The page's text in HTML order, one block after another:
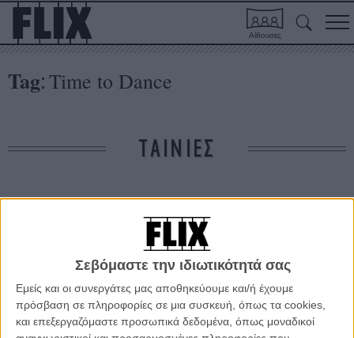
Σεβόμαστε την ιδιωτικότητά σας
Εμείς και οι συνεργάτες μας αποθηκεύουμε και/ή έχουμε
πρόσβαση σε πληροφορίες σε μια συσκευή, όπως τα cookies,
και επεξεργαζόμαστε προσωπικά δεδομένα, όπως μοναδικοί
Αίθουσες
Tag: Time to Dance
ΤΑΙΝΙΕΣ
ΑΡΘΡΑ
Ο Τζέικ Τζίλενχαλ και 8 1/2 λεπτά αιματοβαμμένου
viral video